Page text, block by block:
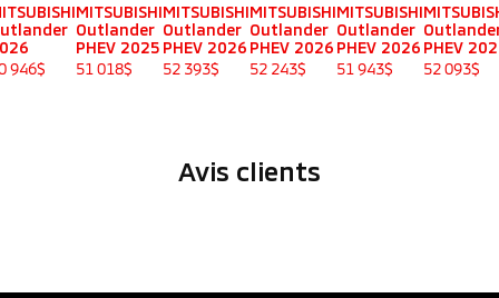
946$
MITSUBISHI
Outlander
PHEV 2025
51 018$
MITSUBISHI
Outlander
PHEV 2026
52 393$
MITSUBISHI
Outlander
PHEV 2026
52 243$
MITSUBISHI
Outlander
PHEV 2026
51 943$
PHEV
52 093$
Avis clients